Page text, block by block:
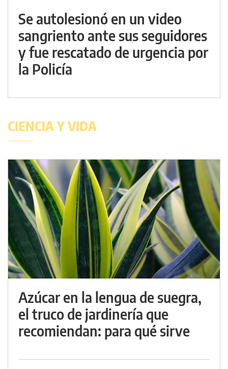
Se autolesionó en un video
sangriento ante sus seguidores
y fue rescatado de urgencia por
la Policía
CIENCIA Y VIDA
Azúcar en la lengua de suegra,
el truco de jardinería que
recomiendan: para qué sirve